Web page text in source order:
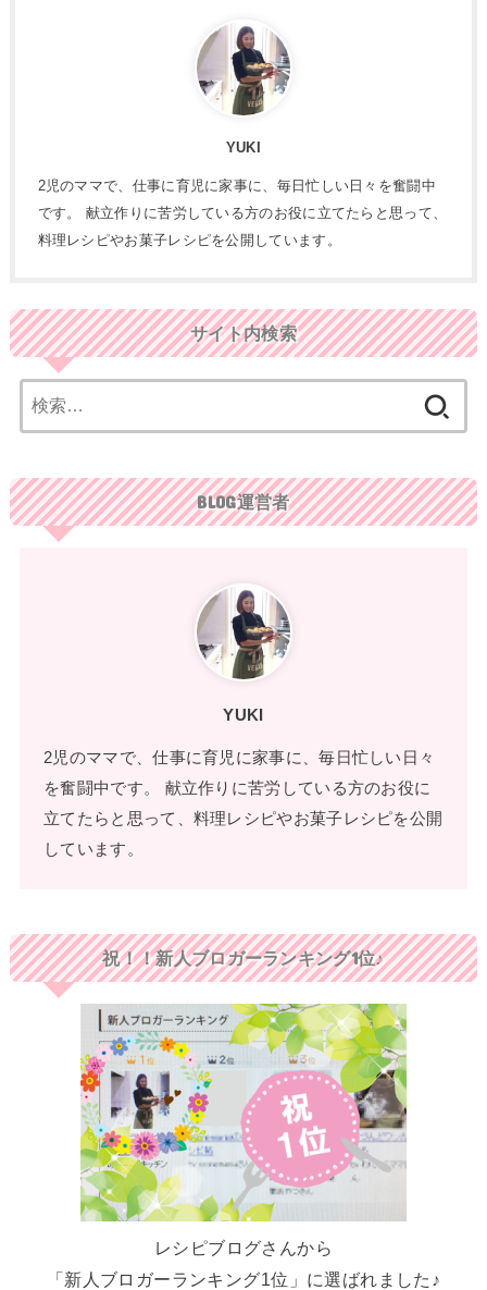
YUKI
2児のママで、仕事に育児に家事に、毎日忙しい日々を奮闘中
です。 献立作りに苦労している方のお役に立てたらと思って、
料理レシピやお菓子レシピを公開しています。
サイト内検索
索:
BLOG運営者
YUKI
2児のママで、仕事に育児に家事に、毎日忙しい日々
を奮闘中です。 献立作りに苦労している方のお役に
立てたらと思って、料理レシピやお菓子レシピを公開
しています。
祝！！新人ブロガーランキング1位♪
レシピブログさんから
「新人ブロガーランキング1位」に選ばれました♪